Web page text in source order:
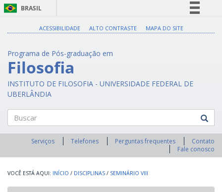
BRASIL
Legislação
ACESSIBILIDADE ALTO CONTRASTE MAPA DO SITE
Programa de Pós-graduação em
Filosofia
INSTITUTO DE FILOSOFIA - UNIVERSIDADE FEDERAL DE
UBERLÂNDIA
Buscar
Serviços Telefones Perguntas frequentes
Contato
Fale conosco
INÍCIO / DISCIPLINAS / SEMINÁRIO VIII